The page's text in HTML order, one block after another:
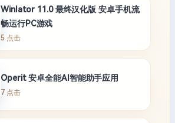
Winlator 11.0 最终汉化版 安卓手机流
畅运行PC游戏
5 点击
Operit 安卓全能AI智能助手应用
7 点击